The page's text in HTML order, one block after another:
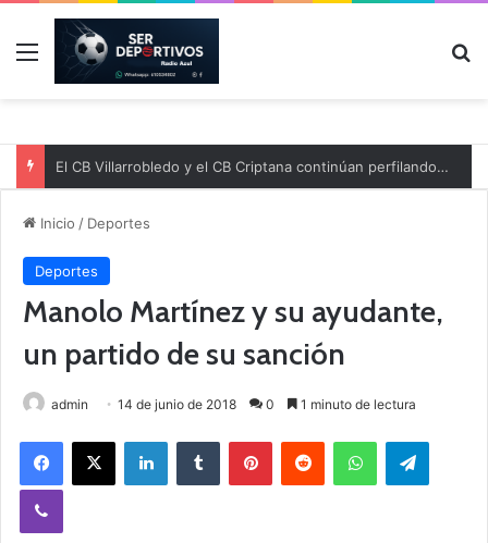
Menú
El CB Villarrobledo y el CB Criptana continúan perfilando sus plantillas
Inicio / Deportes
Deportes
Manolo Martínez y su ayudante,
un partido de su sanción
admin 14 de junio de 2018 0 1 minuto de lectura